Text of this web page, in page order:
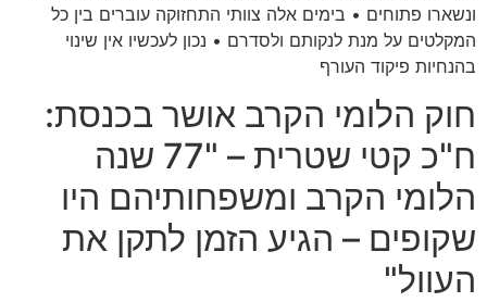
ונשארו פתוחים • בימים אלה צוותי התחזוקה עוברים בין כל
המקלטים על מנת לנקותם ולסדרם • נכון לעכשיו אין שינוי
בהנחיות פיקוד העורף
חוק הלומי הקרב אושר בכנסת:
ח"כ קטי שטרית – "77 שנה
הלומי הקרב ומשפחותיהם היו
שקופים – הגיע הזמן לתקן את
העוול"